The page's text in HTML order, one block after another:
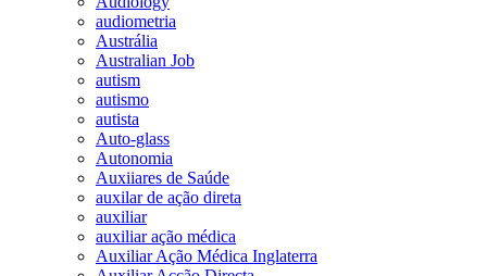
audiometria
Austrália
Australian Job
autism
autismo
autista
Auto-glass
Autonomia
Auxiiares de Saúde
auxilar de ação direta
auxiliar
auxiliar ação médica
Auxiliar Ação Médica Inglaterra